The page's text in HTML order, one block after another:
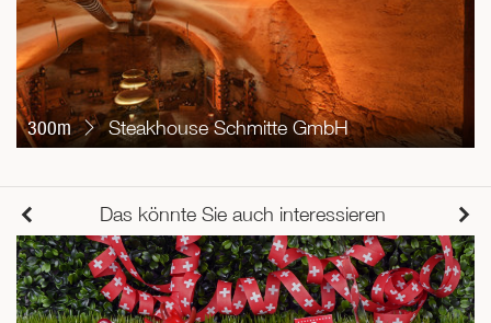
300m Steakhouse Schmitte GmbH
Das könnte Sie auch interessieren